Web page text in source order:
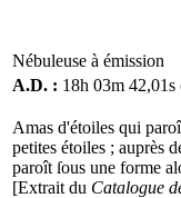
Nébuleuse à émission
A.D. : 18h 03m 42,01s
Amas d'étoiles qui
petites étoiles ; auprès
paroît ſous une forme
[Extrait du Catalogue